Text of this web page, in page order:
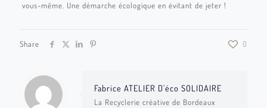
vous-même. Une démarche écologique en évitant de jeter !
Share 0
Fabrice ATELIER D'éco SOLIDAIRE
La Recyclerie créative de Bordeaux